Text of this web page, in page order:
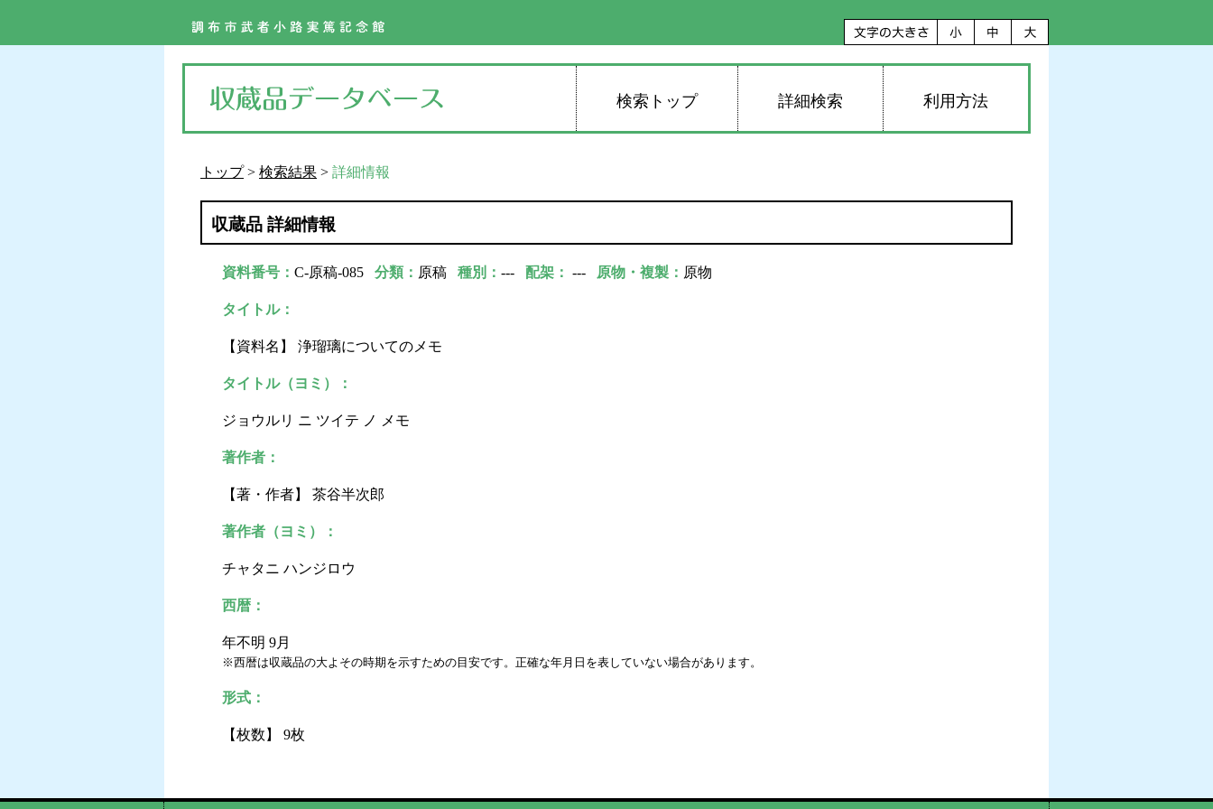
検索トップ 詳細検索 利用方法
トップ> 検索結果 > 詳細情報
収蔵品 詳細情報
資料番号： C-原稿-085 分類： 原稿 種別： --- 配架： --- 原物・複製： 原物
タイトル：
【資料名】 浄瑠璃についてのメモ
タイトル（ヨミ）：
ジョウルリ ニ ツイテ ノ メモ
著作者：
【著・作者】 茶谷半次郎
著作者（ヨミ）：
チャタニ ハンジロウ
西暦：
年不明 9月
※西暦は収蔵品の大よその時期を示すための目安です。正確な年月日を表していない場合があります。
形式：
【枚数】 9枚